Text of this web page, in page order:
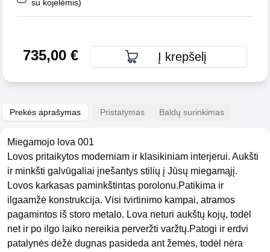
su kojelėmis)
735,00€ Į krepšelį
Prekės aprašymas Pristatymas Baldų surinkimas
Miegamojo lova 001
Lovos pritaikytos moderniam ir klasikiniam interjerui. Aukšti
ir minkšti galvūgaliai įnešantys stilių į Jūsų miegamąjį.
Lovos karkasas paminkštintas porolonu.Patikima ir
ilgaamžė konstrukcija. Visi tvirtinimo kampai, atramos
pagamintos iš storo metalo. Lova neturi aukštų kojų, todėl
net ir po ilgo laiko nereikia perveržti varžtų.Patogi ir erdvi
patalynės dėžė dugnas pasideda ant žemės, todėl nėra